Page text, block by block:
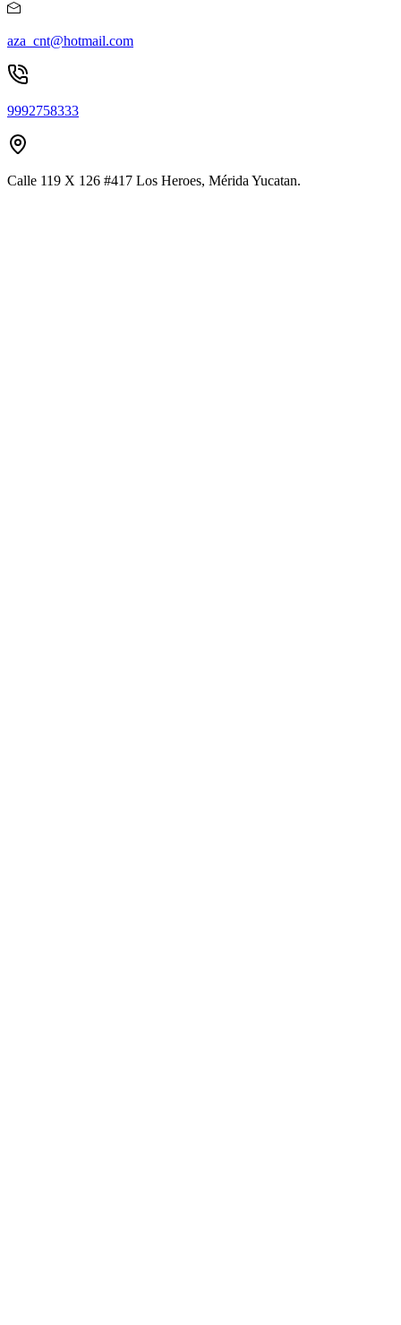
aza_cnt@hotmail.com
9992758333
Calle 119 X 126 #417 Los Heroes, Mérida Yucatan.